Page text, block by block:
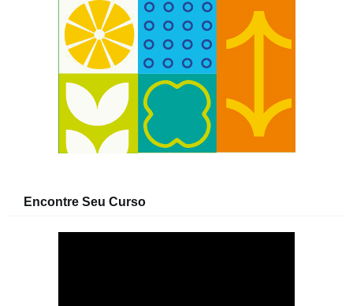
Encontre Seu Curso